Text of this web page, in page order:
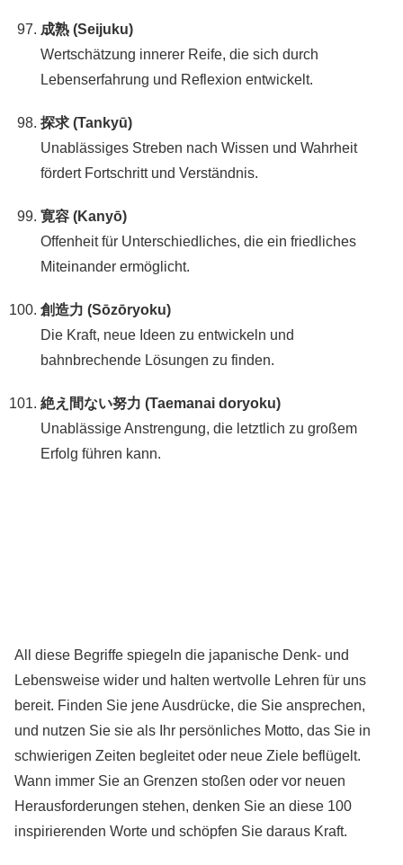
成熟 (Seijuku)
Wertschätzung innerer Reife, die sich durch
Lebenserfahrung und Reflexion entwickelt.
探求 (Tankyū)
Unablässiges Streben nach Wissen und Wahrheit
fördert Fortschritt und Verständnis.
寛容 (Kanyō)
Offenheit für Unterschiedliches, die ein friedliches
Miteinander ermöglicht.
創造力 (Sōzōryoku)
Die Kraft, neue Ideen zu entwickeln und
bahnbrechende Lösungen zu finden.
絶え間ない努力 (Taemanai doryoku)
Unablässige Anstrengung, die letztlich zu großem
Erfolg führen kann.
All diese Begriffe spiegeln die japanische Denk- und
Lebensweise wider und halten wertvolle Lehren für uns
bereit. Finden Sie jene Ausdrücke, die Sie ansprechen,
und nutzen Sie sie als Ihr persönliches Motto, das Sie in
schwierigen Zeiten begleitet oder neue Ziele beflügelt.
Wann immer Sie an Grenzen stoßen oder vor neuen
Herausforderungen stehen, denken Sie an diese 100
inspirierenden Worte und schöpfen Sie daraus Kraft.